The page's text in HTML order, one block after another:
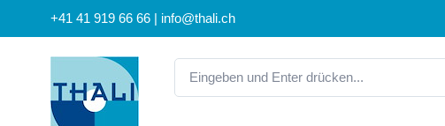
+41 41 919 66 66 | info@thali.ch